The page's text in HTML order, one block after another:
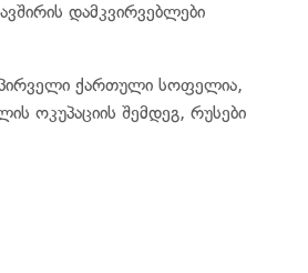
დამკვირვებლები
პირველი ქართული სოფელია,
ოკუპაციის შემდეგ, რუსები